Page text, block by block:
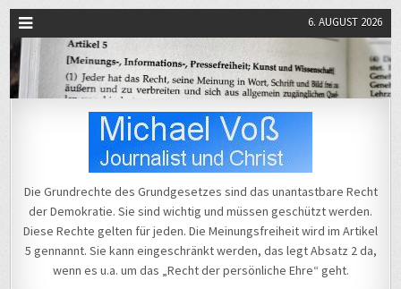
6. AUGUST 2026
Michael Voß
Die Grundrechte des Grundgesetzes sind das unantastbare Recht
der Demokratie. Sie sind wichtig und müssen geschützt werden.
Diese Rechte gelten für jeden. Die Meinungsfreiheit wird im Artikel
5 gennannt. Sie kann eingeschränkt werden, das legt Absatz 2 da,
wenn es u.a. um das „Recht der persönliche Ehre“ geht.